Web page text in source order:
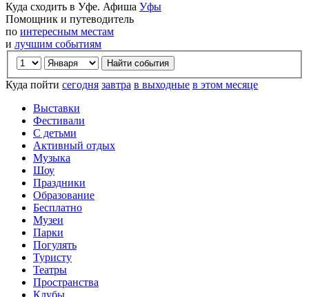
Куда сходить в Уфе. Афиша Уфы
Помощник и путеводитель
по интересным местам
и лучшим событиям
Куда пойти сегодня завтра в выходные в этом месяце
Выставки
Фестивали
С детьми
Активный отдых
Музыка
Шоу
Праздники
Образование
Бесплатно
Музеи
Парки
Погулять
Туристу
Театры
Пространства
Клубы